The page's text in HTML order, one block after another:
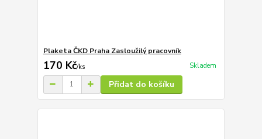
Plaketa ČKD Praha Zasloužilý pracovník
170 Kč/ks Skladem
Přidat do košíku